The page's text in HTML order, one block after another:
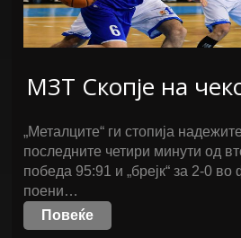
МЗТ Скопје на
„Металците“ ги стопија
последните четири минути од
победа 95:91 и „брејк“ за 2-0
поени…
Повеќе